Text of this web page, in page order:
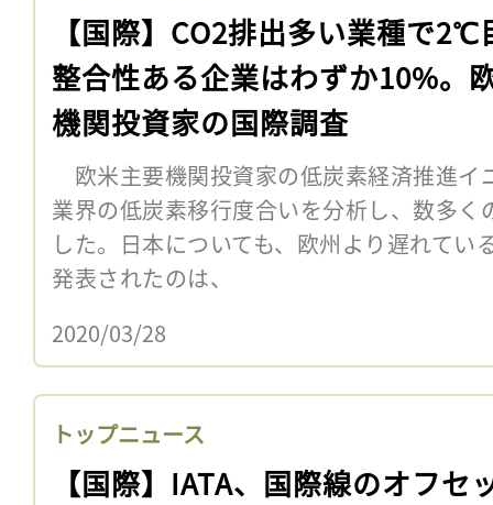
【国際】CO2排出多い業種で2℃
整合性ある企業はわずか10%。
機関投資家の国際調査
欧米主要機関投資家の低炭素経済推進イ
業界の低炭素移行度合いを分析し、数多
した。日本についても、欧州より遅れて
発表されたのは、
2020/03/28
トップニュース
【国際】IATA、国際線のオフセ